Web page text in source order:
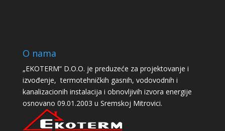
O nama
„EKOTERM“ D.O.O. je preduzeće za projektovanje i
izvođenje, termotehničkih gasnih, vodovodnih i
kanalizacionih instalacija i obnovljivih izvora energije
osnovano 09.01.2003 u Sremskoj Mitrovici.